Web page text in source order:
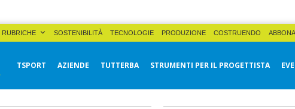
RUBRICHE SOSTENIBILITÀ TECNOLOGIE PRODUZIONE COSTRUENDO
TSPORT AZIENDE TUTTERBA STRUMENTI PER IL PROGETTISTA